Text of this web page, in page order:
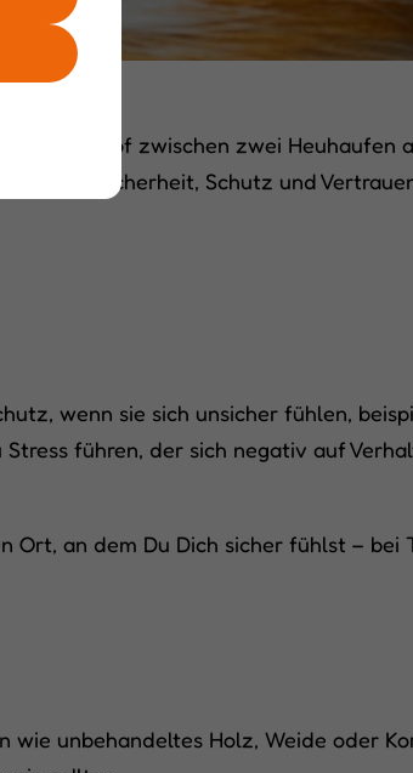
kleiner Kopf zwischen zwei Heuhaufen
Sicherheit, Schutz und
wenn sie sich unsicher fühlen,
führen, der sich negativ auf
Ort, an dem Du Dich sicher fühlst – bei
unbehandeltes Holz, Weide oder